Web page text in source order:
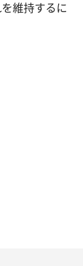
維持するに